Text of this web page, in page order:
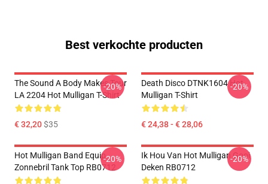
Best verkochte producten
The Sound A Body Makes Tour
LA 2204 Hot Mulligan T-Shirt
€ 32,20$35
-20%
Death Disco DTNK1604 Hot
Mulligan T-Shirt
€ 24,38 - € 28,06
-20%
Hot Mulligan Band Equip
Zonnebril Tank Top RB0712
-20%
Ik Hou Van Hot Mulligan Gooi
Deken RB0712
-20%